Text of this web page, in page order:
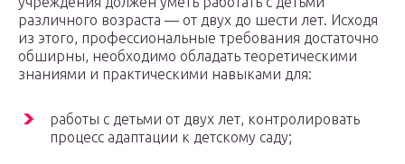
различного возраста — от двух до шести лет. Исходя
из этого, профессиональные требования достаточно
обширны, необходимо обладать теоретическими
знаниями и практическими навыками для:
работы с детьми от двух лет, контролировать
процесс адаптации к детскому саду;